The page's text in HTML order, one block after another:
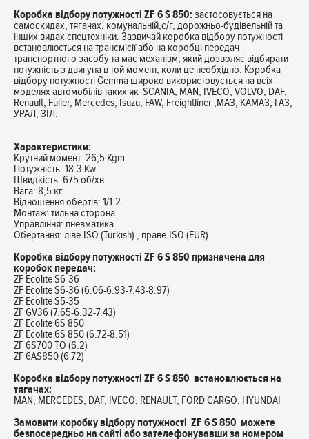
Коробка відбору потужності ZF 6 S 850: застосовується на
самоскидах, тягачах, комунальній,с/г, дорожньо-будівельній та
інших видах спецтехніки. Зазвичай коробка відбору потужності
встановлюється на трансмісії або на коробці передач
транспортного засобу та має механізм, який дозволяє відбирати
потужність з двигуна в той момент, коли це необхідно. Коробка
відбору потужності Gemma широко використовується на всіх
моделях автомобілів таких як SCANIA, MAN, IVECO, VOLVO, DAF,
Renault, Fuller, Mercedes, Isuzu, FAW, Freightliner ,МАЗ, КАМАЗ, ГАЗ,
УРАЛ, ЗІЛ.
Характеристики:
Крутний момент: 26,5 Kgm
Потужність: 18.3 Kw
Швидкість: 675 об/хв
Вага: 8,5 кг
Відношення обертів: 1/1.2
Монтаж: тильна сторона
Управління: пневматика
Обертання: ліве-ISO (Turkish) , праве-ISO (EUR)
Коробка відбору потужності ZF 6 S 850 призначена для
коробок передач:
ZF Ecolite S6-36
ZF Ecolite S6-36 (6.06-6.93-7.43-8.97)
ZF Ecolite S5-35
ZF GV36 (7.65-6.32-7.43)
ZF Ecolite 6S 850
ZF Ecolite 6S 850 (6.72-8.51)
ZF 6S700 TO (6.2)
ZF 6AS850 (6.72)
Коробка відбору потужності ZF 6 S 850 встановлюється на
тягачах:
MAN, MERCEDES, DAF, IVECO, RENAULT, FORD CARGO, HYUNDAI
Замовити коробку відбору потужності ZF 6 S 850 можете
безпосередньо на сайті або зателефонувавши за номером